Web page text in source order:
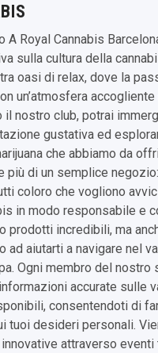
A Royal Cannabis
sulla cultura della
oasi di relax, dove la
un’atmosfera accogliente
nostro club, potrai
gustativa ed
che abbiamo da
di un semplice
coloro che vogliono
in modo responsabile e
prodotti incredibili, ma
ad aiutarti a navigare nel
Ogni membro del nostro
accurate sulle
consentendoti di
tuoi desideri personali.
attraverso eventi